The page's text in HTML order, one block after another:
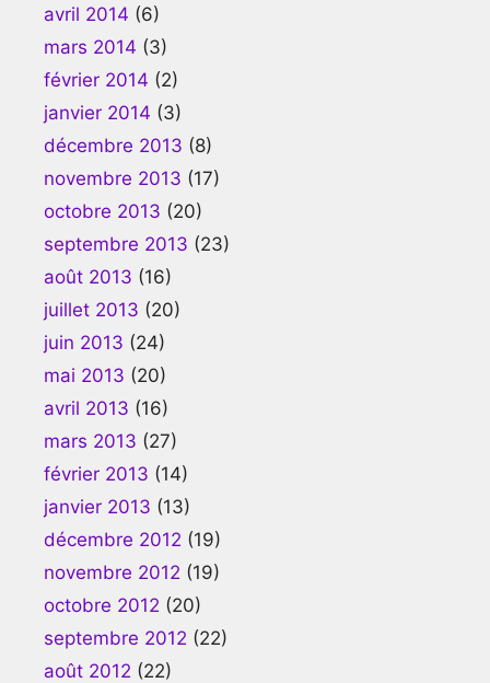
avril 2014 (6)
mars 2014 (3)
février 2014 (2)
janvier 2014 (3)
décembre 2013 (8)
novembre 2013 (17)
octobre 2013 (20)
septembre 2013 (23)
août 2013 (16)
juillet 2013 (20)
juin 2013 (24)
mai 2013 (20)
avril 2013 (16)
mars 2013 (27)
février 2013 (14)
janvier 2013 (13)
décembre 2012 (19)
novembre 2012 (19)
octobre 2012 (20)
septembre 2012 (22)
août 2012 (22)